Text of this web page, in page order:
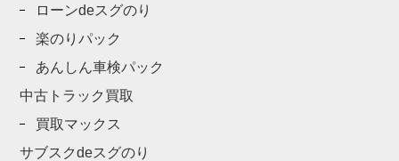
ローンdeスグのり
楽のりパック
あんしん車検パック
中古トラック買取
買取マックス
サブスクdeスグのり